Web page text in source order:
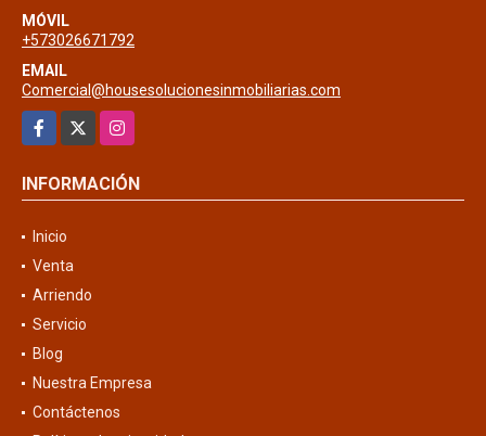
MÓVIL
+573026671792
EMAIL
Comercial@housesolucionesinmobiliarias.com
Facebook
Instagram
INFORMACIÓN
Inicio
Venta
Arriendo
Servicio
Blog
Nuestra Empresa
Contáctenos